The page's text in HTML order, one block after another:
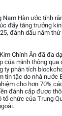
Nam Hàn ước tính
đẩy tăng trưởng
đánh dấu năm
Chính Ân đã đa
của mình thông qua
ty phân tích
tin tặc do nhà nước
cho hơn 70%
đánh cắp được
tổ chức của Trung